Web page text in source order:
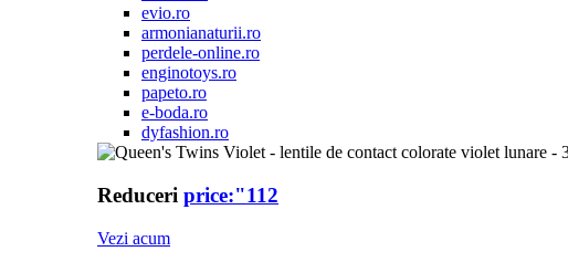
evio.ro
armonianaturii.ro
perdele-online.ro
enginotoys.ro
papeto.ro
e-boda.ro
dyfashion.ro
Reduceri price:"112
Vezi acum